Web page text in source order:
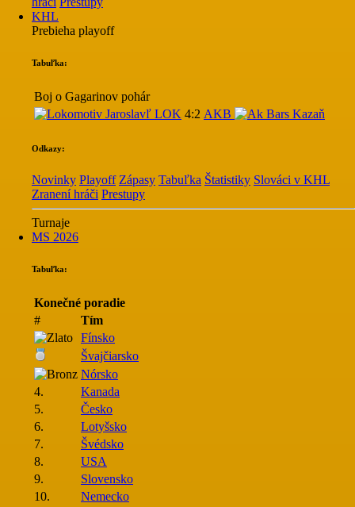
KHL
Prebieha playoff
Tabuľka:
Boj o Gagarinov pohár
LOK 4:2 AKB
Odkazy:
Novinky Playoff Zápasy Tabuľka Štatistiky Slováci v KHL
Zranení hráči Prestupy
Turnaje
MS 2026
Tabuľka:
Konečné poradie
#
Tím
Fínsko
Švajčiarsko
Nórsko
4.
Kanada
5.
Česko
6.
Lotyšsko
7.
Švédsko
8.
USA
9.
Slovensko
10.
Nemecko